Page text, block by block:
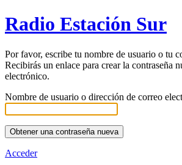
Radio Estación Sur
Por favor, escribe tu nombre de usuario o tu
Recibirás un enlace para crear la contraseña
electrónico.
Nombre de usuario o dirección de correo
Acceder